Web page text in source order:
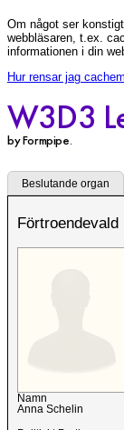
Om något ser
webbläsaren, t.ex.
informationen i din
Hur rensar jag
W3D3
by Formpipe.
Beslutande organ
Förtroendevald
Namn
Anna Schelin